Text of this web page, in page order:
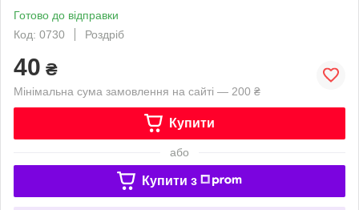
Готово до відправки
Код: 0730
Роздріб
40 ₴
Мінімальна сума замовлення на сайті — 200 ₴
Купити
або
Купити з